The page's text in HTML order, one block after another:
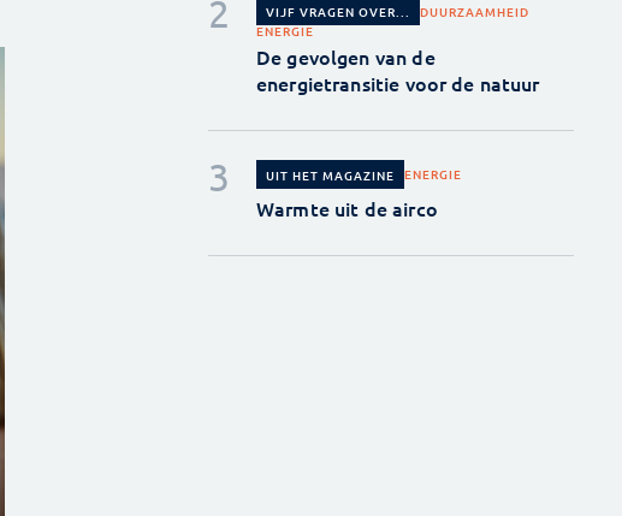
VIJF VRAGEN OVER...
DUURZAAMHEID
ENERGIE
De gevolgen van de
energietransitie voor de natuur
UIT HET MAGAZINE ENERGIE
Warmte uit de airco